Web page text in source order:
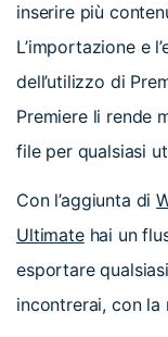
inserire più
L’importazione e
dell’utilizzo di
Premiere li rende
file per qualsiasi
Con l’aggiunta di
Ultimatehai un
esportare
incontrerai, con la